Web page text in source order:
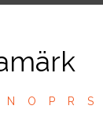
N O P R S